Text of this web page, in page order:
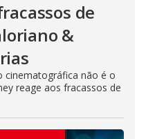
de
&
cinematográfica não é o
reage aos fracassos de